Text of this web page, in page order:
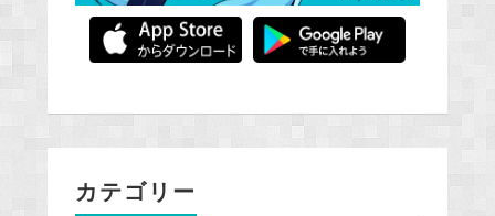
カテゴリー